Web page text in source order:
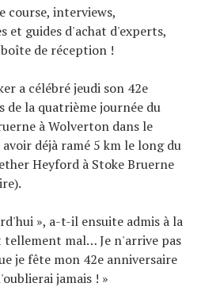
course, interviews,
et guides d'achat d'experts,
de réception !
a célébré jeudi son 42e
de la quatrième journée du
à Wolverton dans le
déjà ramé 5 km le long du
Heyford à Stoke Bruerne
», a-t-il ensuite admis à la
tellement mal… Je n'arrive pas
je fête mon 42e anniversaire
jamais ! »